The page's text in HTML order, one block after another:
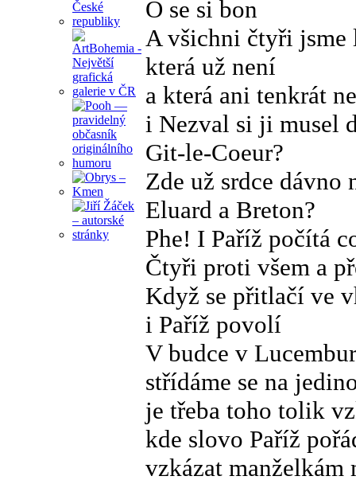
Ó se si bon
A všichni čtyři
která už není
a která ani tenkrát
i Nezval si ji musel
Git-le-Coeur?
Zde už srdce dávno
Eluard a Breton?
Phe! I Paříž počítá
Čtyři proti všem a
Když se přitlačí ve
i Paříž povolí
V budce v
střídáme se na
je třeba toho tolik
kde slovo Paříž
vzkázat manželkám